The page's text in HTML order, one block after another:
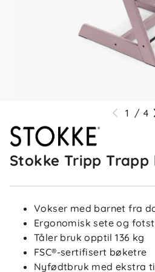
1 / 4
Stokke Tripp Trapp
Vokser med barnet fra
Ergonomisk sete og
Tåler bruk opptil 136 kg
FSC®-sertifisert bøketre
Nyfødtbruk med ekstra
Hariet B
Wenche K